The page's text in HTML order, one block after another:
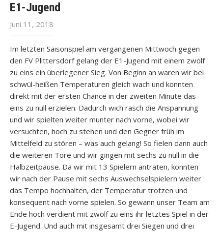
E1-Jugend
Juni 11, 2018
Im letzten Saisonspiel am vergangenen Mittwoch gegen
den FV Plittersdorf gelang der E1-Jugend mit einem zwölf
zu eins ein überlegener Sieg. Von Beginn an waren wir bei
schwül-heißen Temperaturen gleich wach und konnten
direkt mit der ersten Chance in der zweiten Minute das
eins zu null erzielen. Dadurch wich rasch die Anspannung
und wir spielten weiter munter nach vorne, wobei wir
versuchten, hoch zu stehen und den Gegner früh im
Mittelfeld zu stören – was auch gelang! So fielen dann auch
die weiteren Tore und wir gingen mit sechs zu null in die
Halbzeitpause. Da wir mit 13 Spielern antraten, konnten
wir nach der Pause mit sechs Auswechselspielern weiter
das Tempo hochhalten, der Temperatur trotzen und
konsequent nach vorne spielen. So gewann unser Team am
Ende hoch verdient mit zwölf zu eins ihr letztes Spiel in der
E-Jugend. Und auch mit insgesamt drei Siegen und drei